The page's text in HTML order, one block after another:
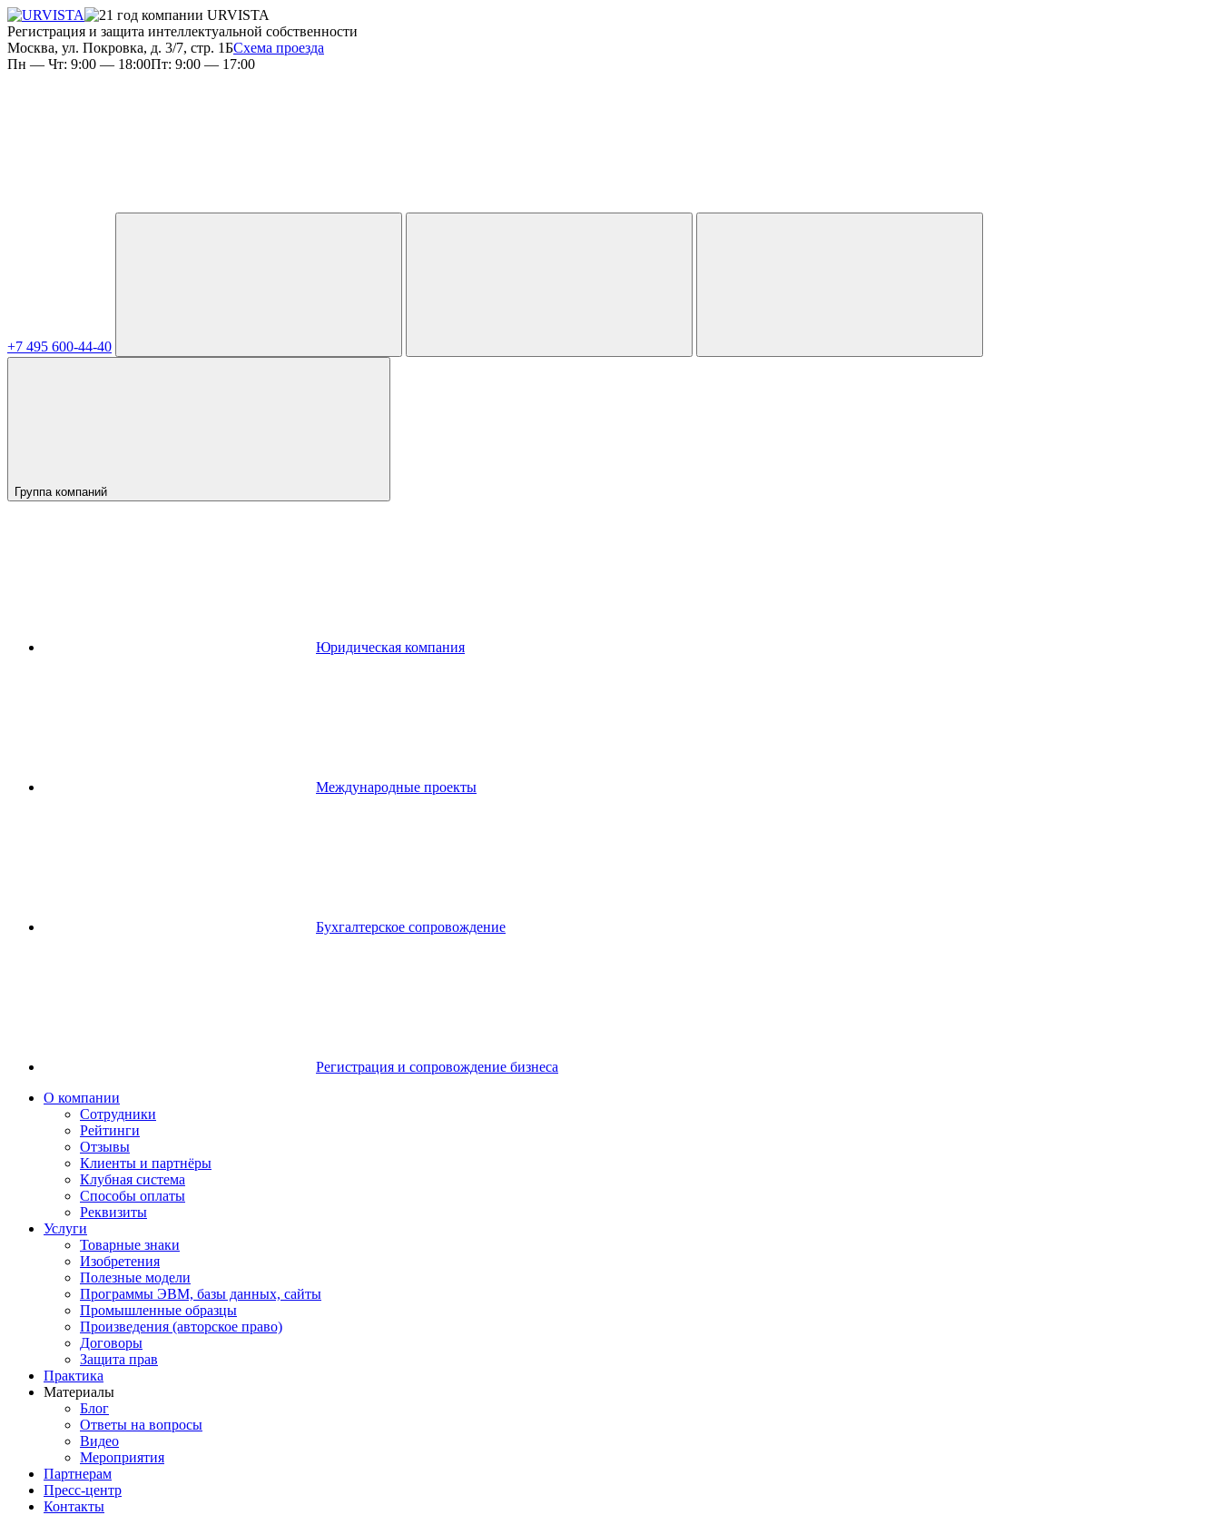
Регистрация и защита интеллектуальной собственности
Москва, ул. Покровка, д. 3/7, стр. 1БСхема проезда
Пн — Чт: 9:00 — 18:00Пт: 9:00 — 17:00
+7 495 600-44-40
Группа компаний
Юридическая компания
Международные проекты
Бухгалтерское сопровождение
Регистрация и сопровождение бизнеса
О компании
Сотрудники
Рейтинги
Отзывы
Клиенты и партнёры
Клубная система
Способы оплаты
Реквизиты
Услуги
Товарные знаки
Изобретения
Полезные модели
Программы ЭВМ, базы данных, сайты
Промышленные образцы
Произведения (авторское право)
Договоры
Защита прав
Практика
Материалы
Блог
Ответы на вопросы
Видео
Мероприятия
Партнерам
Пресс-центр
Контакты